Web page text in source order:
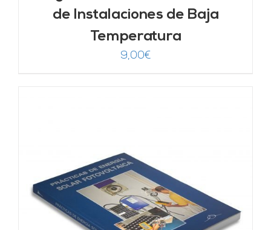
de Instalaciones de Baja
Temperatura
9,00€